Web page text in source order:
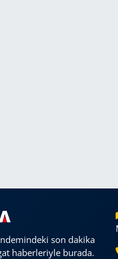
son dakika
haberleriyle burada.